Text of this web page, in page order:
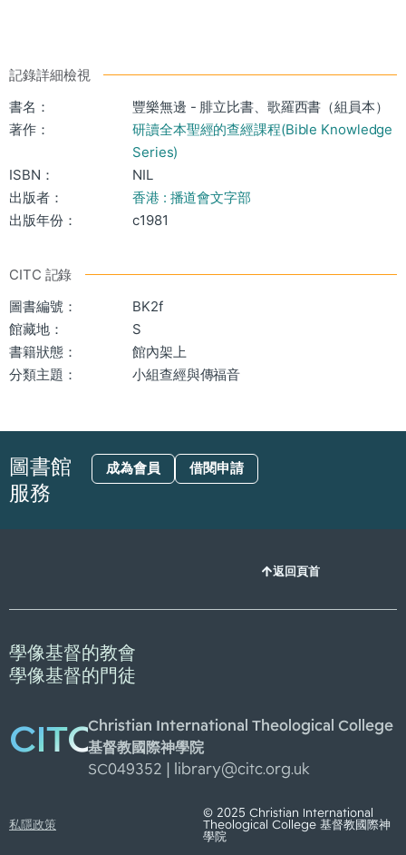
記錄詳細檢視
書名：
豐樂無邊 - 腓立比書、歌羅西書（組員本）
著作：
研讀全本聖經的查經課程(Bible Knowledge
Series)
ISBN：
NIL
出版者：
香港 : 播道會文字部
出版年份：
c1981
CITC 記錄
圖書編號：
BK2f
館藏地：
S
書籍狀態：
館內架上
分類主題：
小組查經與傳福音
圖書館
服務
成為會員 借閱申請
返回頁首
學像基督的教會
學像基督的門徒
CITCChristian International Theological College
基督教國際神學院
SC049352 |
library@citc.org.uk
私隱政策
© 2025 Christian International
Theological College 基督教國際神
學院